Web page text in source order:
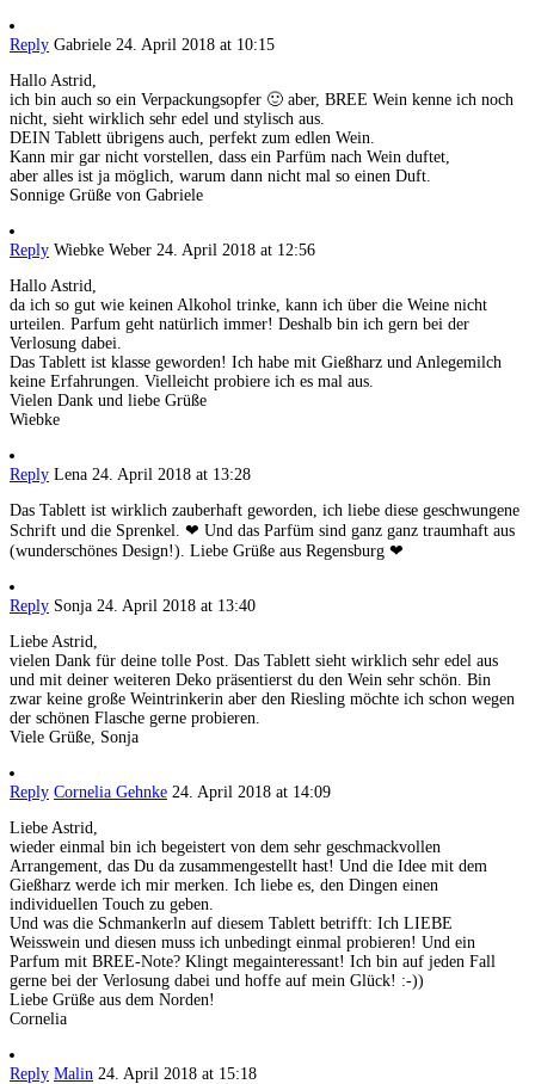
Reply Gabriele 24. April 2018 at 10:15
Hallo Astrid,
ich bin auch so ein Verpackungsopfer 🙂 aber, BREE Wein kenne ich noch
nicht, sieht wirklich sehr edel und stylisch aus.
DEIN Tablett übrigens auch, perfekt zum edlen Wein.
Kann mir gar nicht vorstellen, dass ein Parfüm nach Wein duftet,
aber alles ist ja möglich, warum dann nicht mal so einen Duft.
Sonnige Grüße von Gabriele
Reply Wiebke Weber 24. April 2018 at 12:56
Hallo Astrid,
da ich so gut wie keinen Alkohol trinke, kann ich über die Weine nicht
urteilen. Parfum geht natürlich immer! Deshalb bin ich gern bei der
Verlosung dabei.
Das Tablett ist klasse geworden! Ich habe mit Gießharz und Anlegemilch
keine Erfahrungen. Vielleicht probiere ich es mal aus.
Vielen Dank und liebe Grüße
Wiebke
Reply Lena 24. April 2018 at 13:28
Das Tablett ist wirklich zauberhaft geworden, ich liebe diese geschwungene
Schrift und die Sprenkel. ❤ Und das Parfüm sind ganz ganz traumhaft aus
(wunderschönes Design!). Liebe Grüße aus Regensburg ❤
Reply Sonja 24. April 2018 at 13:40
Liebe Astrid,
vielen Dank für deine tolle Post. Das Tablett sieht wirklich sehr edel aus
und mit deiner weiteren Deko präsentierst du den Wein sehr schön. Bin
zwar keine große Weintrinkerin aber den Riesling möchte ich schon wegen
der schönen Flasche gerne probieren.
Viele Grüße, Sonja
Reply Cornelia Gehnke 24. April 2018 at 14:09
Liebe Astrid,
wieder einmal bin ich begeistert von dem sehr geschmackvollen
Arrangement, das Du da zusammengestellt hast! Und die Idee mit dem
Gießharz werde ich mir merken. Ich liebe es, den Dingen einen
individuellen Touch zu geben.
Und was die Schmankerln auf diesem Tablett betrifft: Ich LIEBE
Weisswein und diesen muss ich unbedingt einmal probieren! Und ein
Parfum mit BREE-Note? Klingt megainteressant! Ich bin auf jeden Fall
gerne bei der Verlosung dabei und hoffe auf mein Glück! :-))
Liebe Grüße aus dem Norden!
Cornelia
Reply Malin 24. April 2018 at 15:18